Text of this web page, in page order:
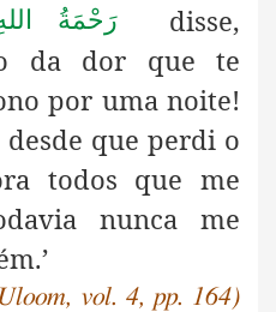
رَحْمَةُ
disse,
da dor que te
por uma noite!
desde que perdi o
todos que me
nunca me
vol. 4, pp. 164)